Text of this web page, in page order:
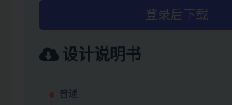
登录后下载
设计说明书
普通